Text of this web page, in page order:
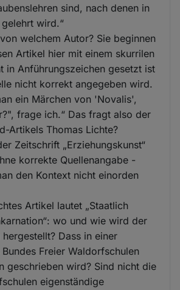
sind, nach denen in
wird.“
welchem Autor? Sie beginnen
Artikel hier mit einem skurrilen
in Anführungszeichen gesetzt ist
nicht korrekt angegeben wird.
ein Märchen von 'Novalis',
frage ich.“ Das fragt also der
Artikels Thomas Lichte?
Zeitschrift „Erziehungskunst“
korrekte Quellenangabe -
den Kontext nicht einorden
Artikel lautet „Staatlich
wo und wie wird der
hergestellt? Dass in einer
Freier Waldorfschulen
geschrieben wird? Sind nicht die
eigenständige